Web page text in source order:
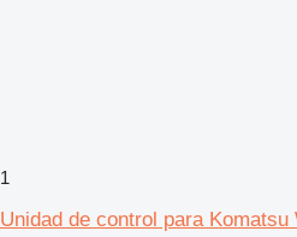
1
Unidad de control para